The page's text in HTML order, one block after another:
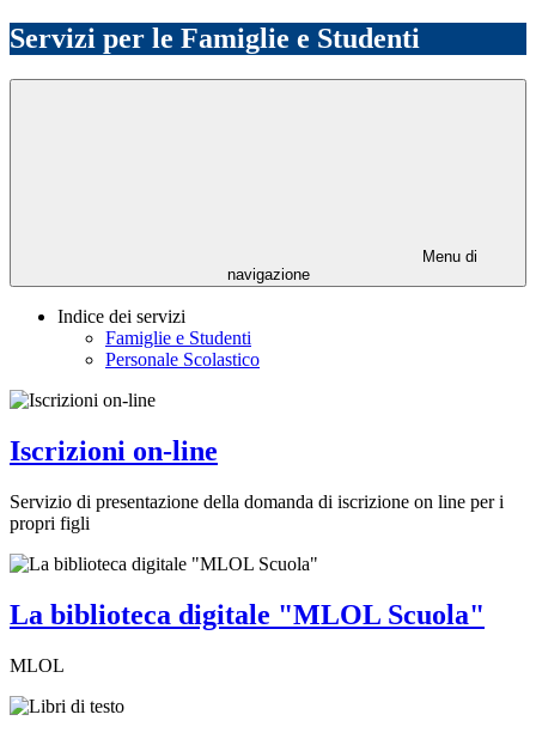
Servizi per le Famiglie e Studenti
Menu di
navigazione
Indice dei servizi
Famiglie e Studenti
Personale Scolastico
Iscrizioni on-line
Servizio di presentazione della domanda di iscrizione on line per i
propri figli
La biblioteca digitale "MLOL Scuola"
MLOL